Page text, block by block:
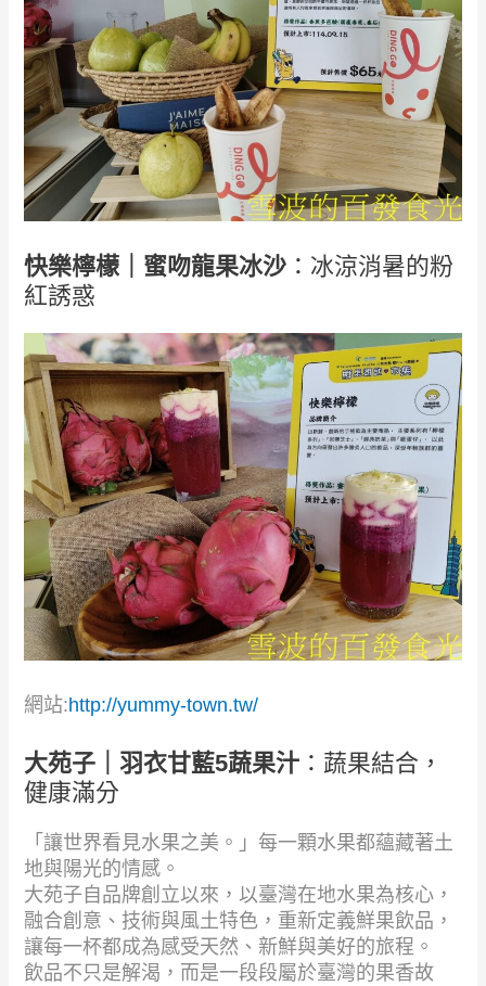
快樂檸檬｜蜜吻龍果冰沙 ：冰涼消暑的粉
紅誘惑
網站:http://yummy-town.tw/
大苑子｜羽衣甘藍5蔬果汁 ：蔬果結合，
健康滿分
「讓世界看見水果之美。」每一顆水果都蘊藏著土
地與陽光的情感。
大苑子自品牌創立以來，以臺灣在地水果為核心，
融合創意、技術與風土特色，重新定義鮮果飲品，
讓每一杯都成為感受天然、新鮮與美好的旅程。
飲品不只是解渴，而是一段段屬於臺灣的果香故